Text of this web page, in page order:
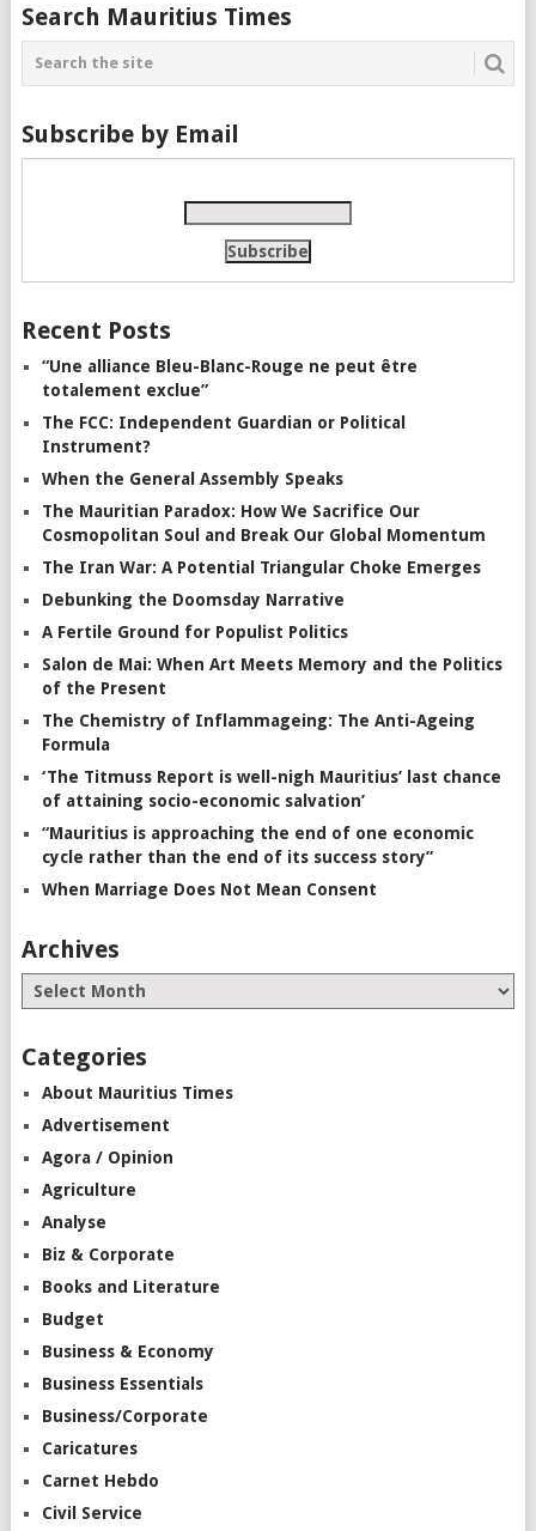
Search Mauritius Times
Subscribe by Email
Recent Posts
“Une alliance Bleu-Blanc-Rouge ne peut être
totalement exclue”
The FCC: Independent Guardian or Political
Instrument?
When the General Assembly Speaks
The Mauritian Paradox: How We Sacrifice Our
Cosmopolitan Soul and Break Our Global Momentum
The Iran War: A Potential Triangular Choke Emerges
Debunking the Doomsday Narrative
A Fertile Ground for Populist Politics
Salon de Mai: When Art Meets Memory and the Politics
of the Present
The Chemistry of Inflammageing: The Anti-Ageing
Formula
‘The Titmuss Report is well-nigh Mauritius’ last chance
of attaining socio-economic salvation’
“Mauritius is approaching the end of one economic
cycle rather than the end of its success story”
When Marriage Does Not Mean Consent
Archives
Categories
About Mauritius Times
Advertisement
Agora / Opinion
Agriculture
Analyse
Biz & Corporate
Books and Literature
Budget
Business & Economy
Business Essentials
Business/Corporate
Caricatures
Carnet Hebdo
Civil Service